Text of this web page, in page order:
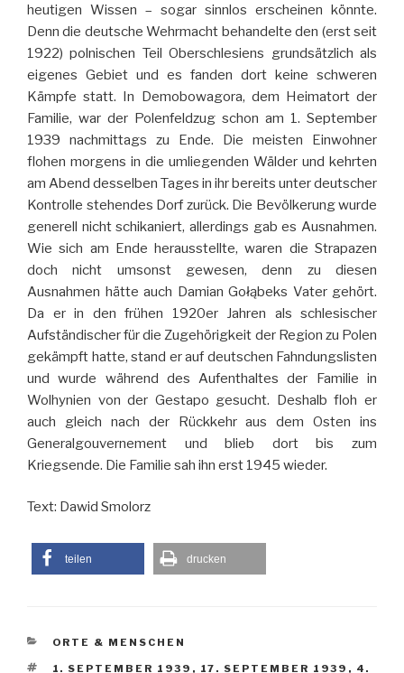
heutigen Wissen – sogar sinnlos erscheinen könnte.
Denn die deutsche Wehrmacht behandelte den (erst seit
1922) polnischen Teil Oberschlesiens grundsätzlich als
eigenes Gebiet und es fanden dort keine schweren
Kämpfe statt. In Demobowagora, dem Heimatort der
Familie, war der Polenfeldzug schon am 1. September
1939 nachmittags zu Ende. Die meisten Einwohner
flohen morgens in die umliegenden Wälder und kehrten
am Abend desselben Tages in ihr bereits unter deutscher
Kontrolle stehendes Dorf zurück. Die Bevölkerung wurde
generell nicht schikaniert, allerdings gab es Ausnahmen.
Wie sich am Ende herausstellte, waren die Strapazen
doch nicht umsonst gewesen, denn zu diesen
Ausnahmen hätte auch Damian Gołąbeks Vater gehört.
Da er in den frühen 1920er Jahren als schlesischer
Aufständischer für die Zugehörigkeit der Region zu Polen
gekämpft hatte, stand er auf deutschen Fahndungslisten
und wurde während des Aufenthaltes der Familie in
Wolhynien von der Gestapo gesucht. Deshalb floh er
auch gleich nach der Rückkehr aus dem Osten ins
Generalgouvernement und blieb dort bis zum
Kriegsende. Die Familie sah ihn erst 1945 wieder.
Text: Dawid Smolorz
teilen drucken
KATEGORIEN
ORTE & MENSCHEN
SCHLAGWÖRTER
1. SEPTEMBER 1939 , 17. SEPTEMBER 1939 , 4.